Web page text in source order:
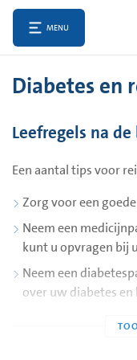
MENU
Diabetes en
Leefregels na
Een aantal tips voor
Zorg voor een
Neem een
kunt u opvragen bij
Neem een
over uw diabetes